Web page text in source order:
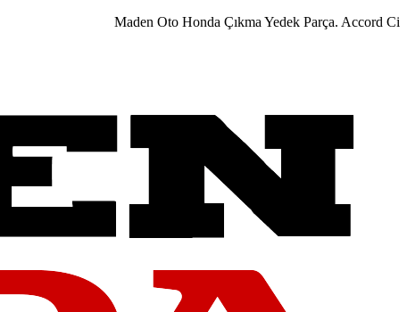
Maden Oto Honda Çıkma Yedek Parça. Accord City